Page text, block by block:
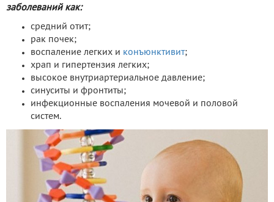
заболеваний как:
средний отит;
рак почек;
воспаление легких и конъюнктивит;
храп и гипертензия легких;
высокое внутриартериальное давление;
синуситы и фронтиты;
инфекционные воспаления мочевой и половой
систем.